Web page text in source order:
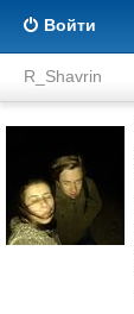
Войти
R_Shavrin